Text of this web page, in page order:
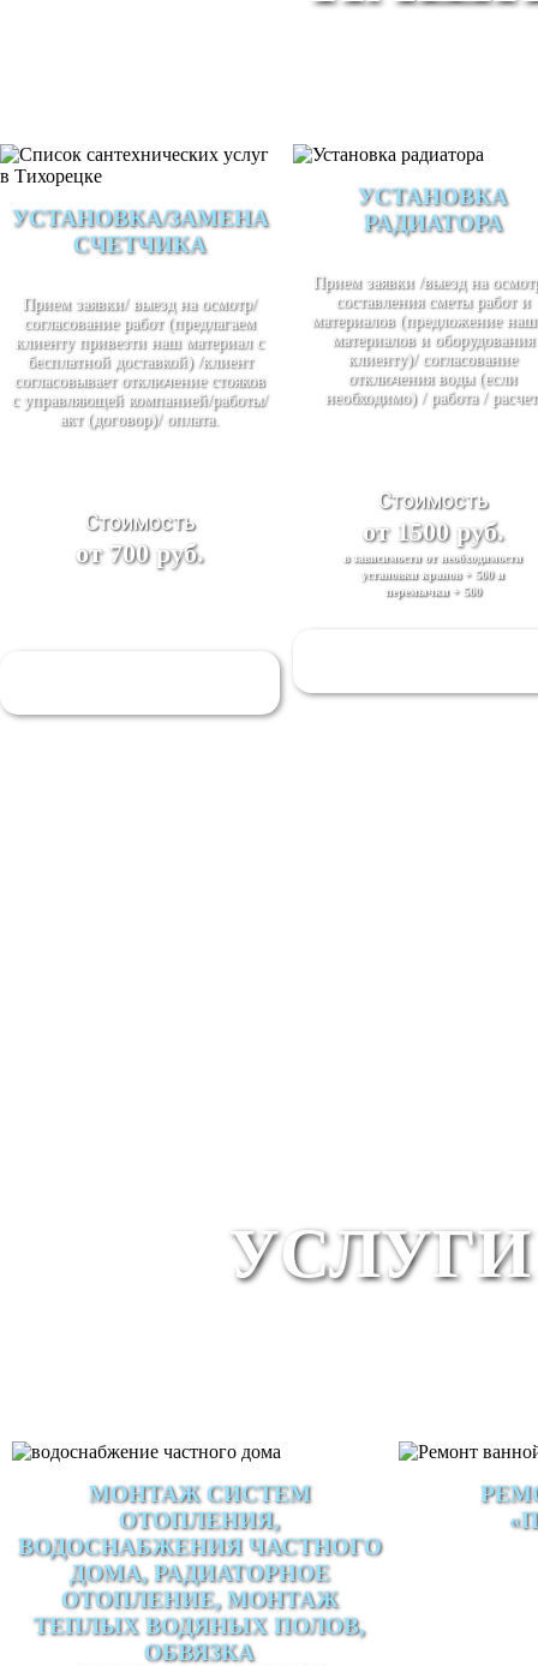
УСТАНОВКА/ЗАМЕНА
СЧЕТЧИКА
Прием заявки/ выезд на осмотр/
согласование работ (предлагаем
клиенту привезти наш материал с
бесплатной доставкой) /клиент
согласовывает отключение стояков
с управляющей компанией/работы/
акт (договор)/ оплата.
Стоимость
от 700 руб.
УСТАНОВКА
РАДИАТОРА
Прием заявки /выезд на
составления сметы работ и
материалов (предложение
материалов и оборудования
клиенту)/ согласование
отключения воды (если
необходимо) / работа /
Стоимость
от 1500 руб.
в зависимости от необходимости
установки кранов + 500 и
перемычки + 500
МОНТАЖ СИСТЕМ
ОТОПЛЕНИЯ,
ВОДОСНАБЖЕНИЯ ЧАСТНОГО
ДОМА, РАДИАТОРНОЕ
ОТОПЛЕНИЕ, МОНТАЖ
ТЕПЛЫХ ВОДЯНЫХ ПОЛОВ,
ОБВЯЗКА